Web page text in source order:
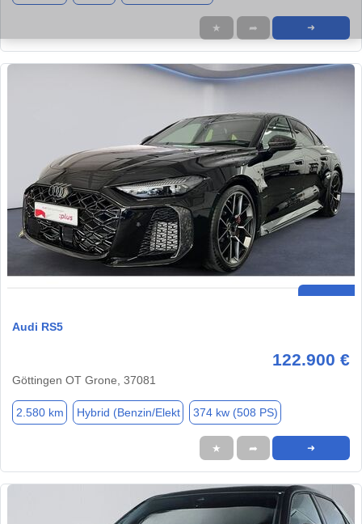
★ ➦ ➜
Audi RS5
122.900 €
Göttingen OT Grone, 37081
2.580 km Hybrid (Benzin/Elekt 374 kw (508 PS)
★ ➦ ➜